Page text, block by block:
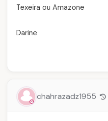
Texeira ou Amazone
Darine
chahrazadz1955